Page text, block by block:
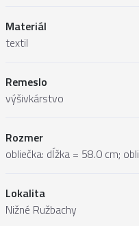
Materiál
textil
Remeslo
výšivkárstvo
Rozmer
obliečka: dĺžka = 58.0 cm;
Lokalita
Nižné Ružbachy